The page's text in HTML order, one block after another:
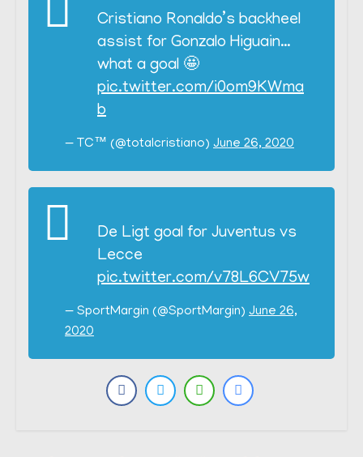
Cristiano Ronaldo’s backheel
assist for Gonzalo Higuain…
what a goal 🤩
pic.twitter.com/i0om9KWma
b
— TC™ (@totalcristiano) June 26, 2020
De Ligt goal for Juventus vs
Lecce
pic.twitter.com/v78L6CV75w
— SportMargin (@SportMargin) June 26,
2020